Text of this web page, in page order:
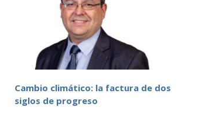
Cambio climático: la factura de dos
siglos de progreso